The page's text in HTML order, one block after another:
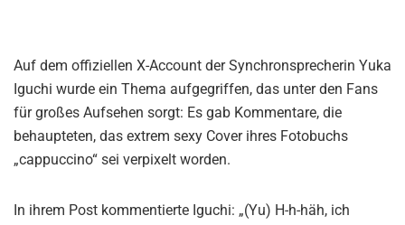
Auf dem offiziellen X-Account der Synchronsprecherin Yuka
Iguchi wurde ein Thema aufgegriffen, das unter den Fans
für großes Aufsehen sorgt: Es gab Kommentare, die
behaupteten, das extrem sexy Cover ihres Fotobuchs
„cappuccino“ sei verpixelt worden.
In ihrem Post kommentierte Iguchi: „(Yu) H-h-häh, ich